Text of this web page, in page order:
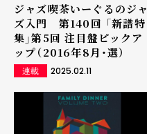
ジャズ喫茶いーぐるのジャ
ズ入門 第140回 「新譜特
集」第5回 注目盤ピックア
ップ（2016年8月・選）
連載 2025.02.11